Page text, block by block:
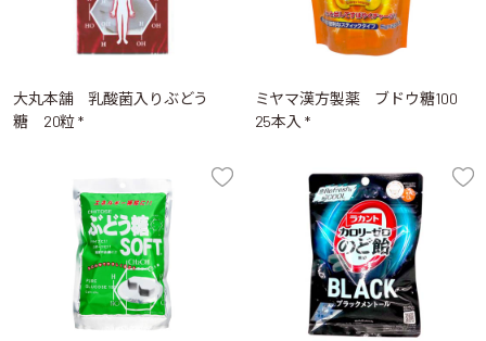
大丸本舗 乳酸菌入りぶどう
糖 20粒 *
ミヤマ漢方製薬 ブドウ糖100
25本入 *